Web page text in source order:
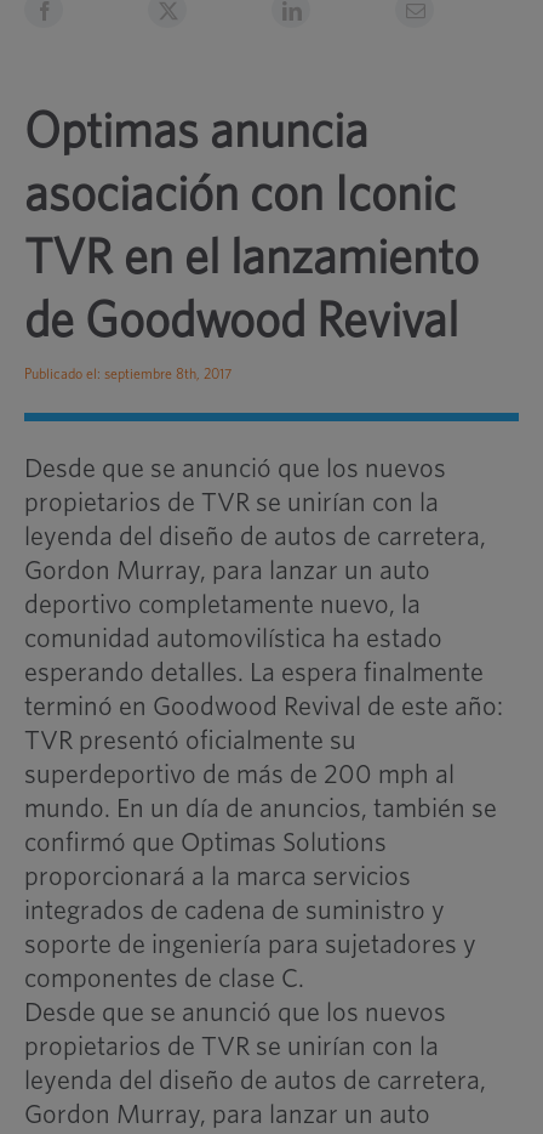
Optimas anuncia
asociación con Iconic
TVR en el lanzamiento
de Goodwood Revival
Publicado el: septiembre 8th, 2017
Desde que se anunció que los nuevos
propietarios de TVR se unirían con la
leyenda del diseño de autos de carretera,
Gordon Murray, para lanzar un auto
deportivo completamente nuevo, la
comunidad automovilística ha estado
esperando detalles. La espera finalmente
terminó en Goodwood Revival de este año:
TVR presentó oficialmente su
superdeportivo de más de 200 mph al
mundo. En un día de anuncios, también se
confirmó que Optimas Solutions
proporcionará a la marca servicios
integrados de cadena de suministro y
soporte de ingeniería para sujetadores y
componentes de clase C.
Desde que se anunció que los nuevos
propietarios de TVR se unirían con la
leyenda del diseño de autos de carretera,
Gordon Murray, para lanzar un auto